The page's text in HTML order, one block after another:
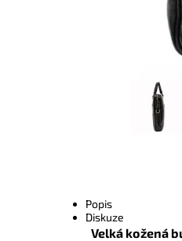
Popis
Diskuze
Velká kožená